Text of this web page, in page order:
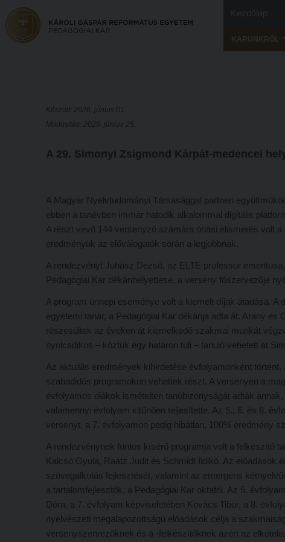
KARUNKRÓL
Készült: 2026. június 01.
Módosítás: 2026. június 25.
A 29. Simonyi Zsigmond Kárpát-medencei
A Magyar Nyelvtudományi Társasággal partneri
ebben a tanévben immár hatodik alkalommal digitális
A részt vevő 144 versenyző számára óriási elismerés volt
eredményük az előválogatók során a legjobbnak.
A rendezvényt Juhász Dezső, az ELTE professor
Pedagógiai Kar dékánhelyettese, a verseny főszervezője
A program ünnepi eseménye volt a kiemelt díjak átadása.
egyetemi tanár, a Pedagógiai Kar dékánja adta át. Arany
részesültek az éveken át kiemelkedő szakmai munkát
nyolcadikos – köztük egy határon túli – tanuló vehetett át
Az aktuális eredmények kihirdetése évfolyamonként
szabadidős programokon vehettek részt. A versenyen a
évfolyamos diákok ismételten tanúbizonyságát adták
valamennyi évfolyam kitűnően teljesítette. Az 5., 6. és 8.
versenyt, a 7. évfolyamon pedig hibátlan, 100% eredmény
A rendezvénynek fontos kísérő programja volt a felkészítő
Kalcsó Gyula, Raátz Judit és Schmidt Ildikó. Az előadások
szövegalkotás fejlesztését, valamint az emergens
a tartalomfejlesztők, a Pedagógiai Kar oktatói. Az 5.
Dóra, a 7. évfolyam képviseletében Kovács Tibor, a 8.
nyelvészeti megalapozottságú előadások célja a
versenyszervezőknek és a -felkészítőknek azért az